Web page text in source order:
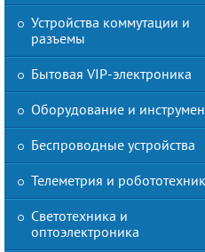
Устройства коммутации и
разъемы
Бытовая VIP-электроника
Оборудование и
Беспроводные устройства
Телеметрия и
Светотехника и
оптоэлектроника